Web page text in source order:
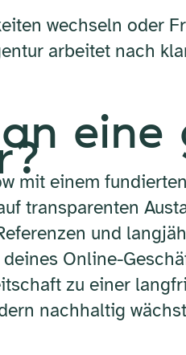
wechseln oder
arbeitet nach
eine
mit einem
transparenten
und
Online-
zu einer
nachhaltig